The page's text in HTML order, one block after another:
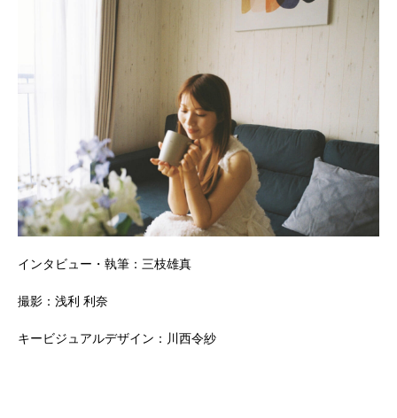
インタビュー・執筆：三枝雄真
撮影：浅利 利奈
キービジュアルデザイン：川西令紗